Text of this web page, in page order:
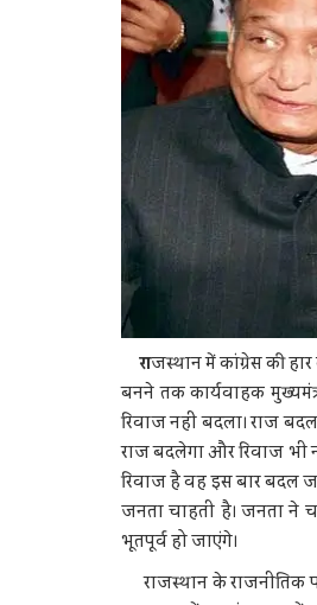
राजस्थान में कांग्रेस की
बनने तक कार्यवाहक
रिवाज नहीं बदला। राज
राज बदलेगा और रिवाज भी
रिवाज है वह इस बार बदल
जनता चाहती है। जनता ने
भूतपूर्व हो जाएंगे।
राजस्थान के राजनीतिक